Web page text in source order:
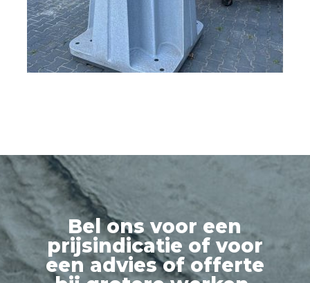
Bel ons voor een
prijsindicatie of voor
een advies of offerte